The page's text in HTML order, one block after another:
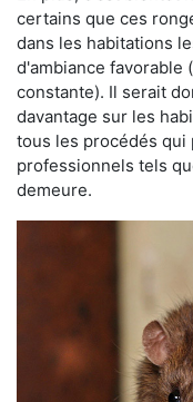
certains que ces
dans les habitations
d'ambiance favorable
constante). Il serait
davantage sur les
tous les procédés
professionnels tels
demeure.